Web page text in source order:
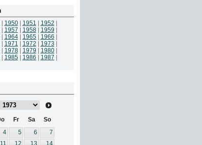
1950| 1951 1952
1957 1958| 1959
1964| 1965| 1966
| 1971 1972 1973
1978| 1979 1980|
| 1985| 1986 1987
Fr Sa
So
4 5 6
7